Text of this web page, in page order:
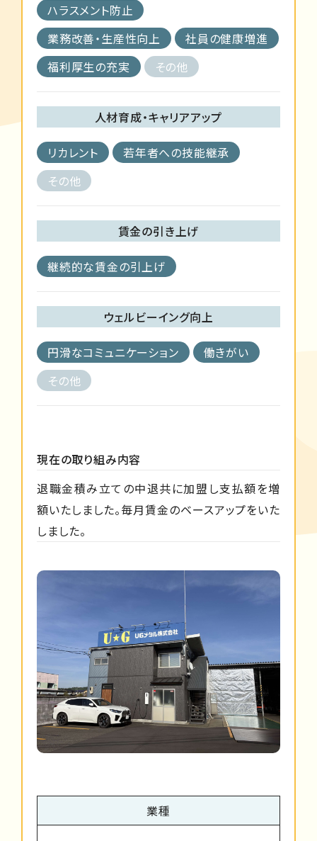
ハラスメント防止
業務改善・生産性向上
社員の健康増進
福利厚生の充実
その他
人材育成・キャリアアップ
リカレント
若年者への技能継承
その他
賃金の引き上げ
継続的な賃金の引上げ
ウェルビーイング向上
円滑なコミュニケーション
働きがい
その他
現在の取り組み内容
退職金積み立ての中退共に加盟し支払額を増
額いたしました。毎月賃金のベースアップをいた
しました。
業種